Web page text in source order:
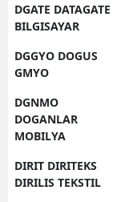
DGATE DATAGATE
BILGISAYAR
DGGYO DOGUS
GMYO
DGNMO
DOGANLAR
MOBILYA
DIRIT DIRITEKS
DIRILIS TEKSTIL